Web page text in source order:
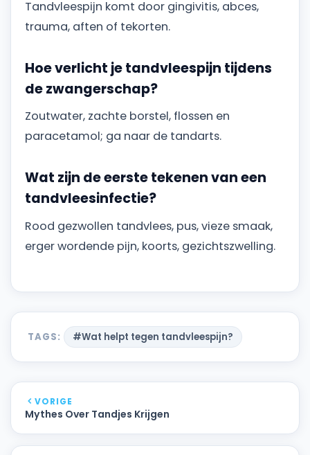
Tandvleespijn komt door gingivitis, abces,
trauma, aften of tekorten.
Hoe verlicht je tandvleespijn tijdens
de zwangerschap?
Zoutwater, zachte borstel, flossen en
paracetamol; ga naar de tandarts.
Wat zijn de eerste tekenen van een
tandvleesinfectie?
Rood gezwollen tandvlees, pus, vieze smaak,
erger wordende pijn, koorts, gezichtszwelling.
TAGS: #Wat helpt tegen tandvleespijn?
VORIGE
Mythes Over Tandjes Krijgen